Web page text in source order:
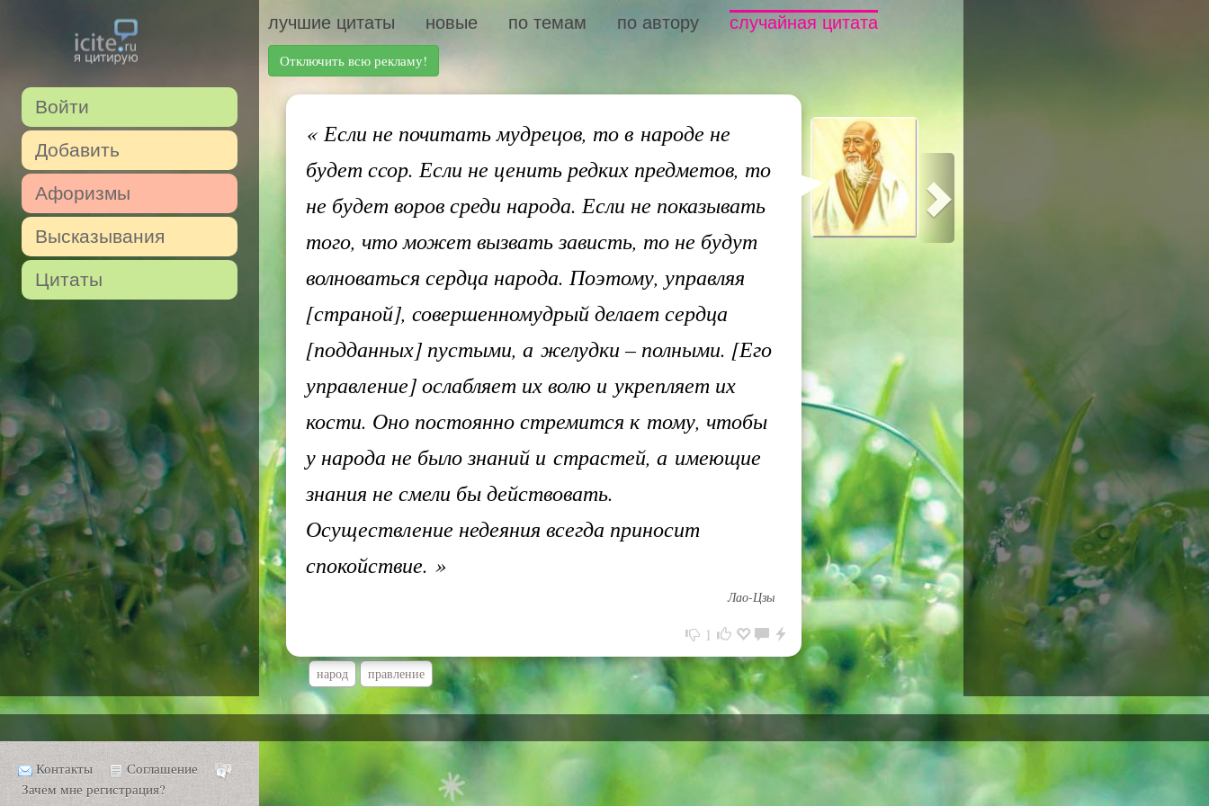
Войти
Добавить
Афоризмы
Высказывания
Цитаты
лучшие цитаты новые по темам по автору случайная цитата
Отключить всю рекламу!
«Если не почитать мудрецов, то в народе не
будет ссор. Если не ценить редких предметов, то
не будет воров среди народа. Если не показывать
того, что может вызвать зависть, то не будут
волноваться сердца народа. Поэтому, управляя
[страной], совершенномудрый делает сердца
[подданных] пустыми, а желудки – полными. [Его
управление] ослабляет их волю и укрепляет их
кости. Оно постоянно стремится к тому, чтобы
у народа не было знаний и страстей, а имеющие
знания не смели бы действовать.
Осуществление недеяния всегда приносит
спокойствие. »
Лао-Цзы
1
народ правление
Контакты
Соглашение
Зачем мне регистрация?